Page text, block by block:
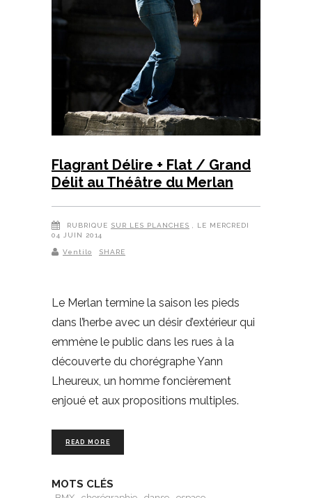
Flagrant Délire + Flat / Grand
Délit au Théâtre du Merlan
RUBRIQUE SUR LES PLANCHES
, LE MERCREDI
04 JUIN 2014
Ventilo SHARE
Le Merlan termine la saison les pieds
dans l’herbe avec un désir d’extérieur qui
emmène le public dans les rues à la
découverte du chorégraphe Yann
Lheureux, un homme foncièrement
enjoué et aux propositions multiples.
READ MORE
MOTS CLÉS